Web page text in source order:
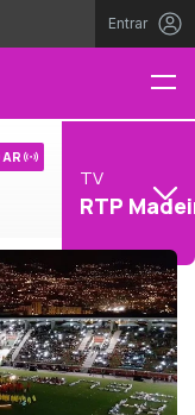
Entrar
AR
TV
RTP